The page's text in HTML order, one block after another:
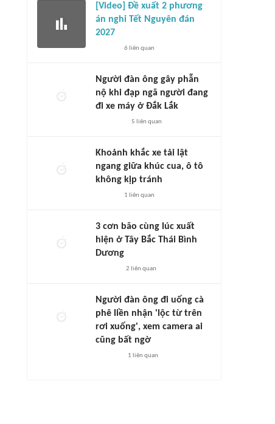
[Video] Đề xuất 2 phương
án nghỉ Tết Nguyên đán
2027
6 liên quan
Người đàn ông gây phẫn
nộ khi đạp ngã người đang
đi xe máy ở Đắk Lắk
5 liên quan
Khoảnh khắc xe tải lật
ngang giữa khúc cua, ô tô
không kịp tránh
1 liên quan
3 cơn bão cùng lúc xuất
hiện ở Tây Bắc Thái Bình
Dương
2 liên quan
Người đàn ông đi uống cà
phê liền nhận 'lộc từ trên
rơi xuống', xem camera ai
cũng bất ngờ
1 liên quan